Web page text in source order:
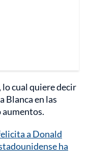
lo cual quiere decir
Blanca en las
aumentos.
a Donald
ha